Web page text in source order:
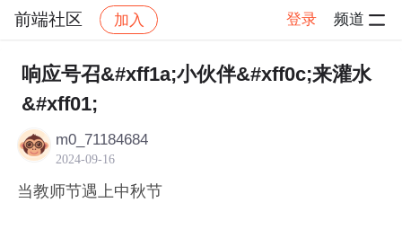
前端社区 加入 登录 频道
社区 前端社区 感慨 帖子详情
响应号召&#xff1a;小伙伴&#xff0c;来灌水
&#xff01;
m0_71184684
2024-09-16
当教师节遇上中秋节